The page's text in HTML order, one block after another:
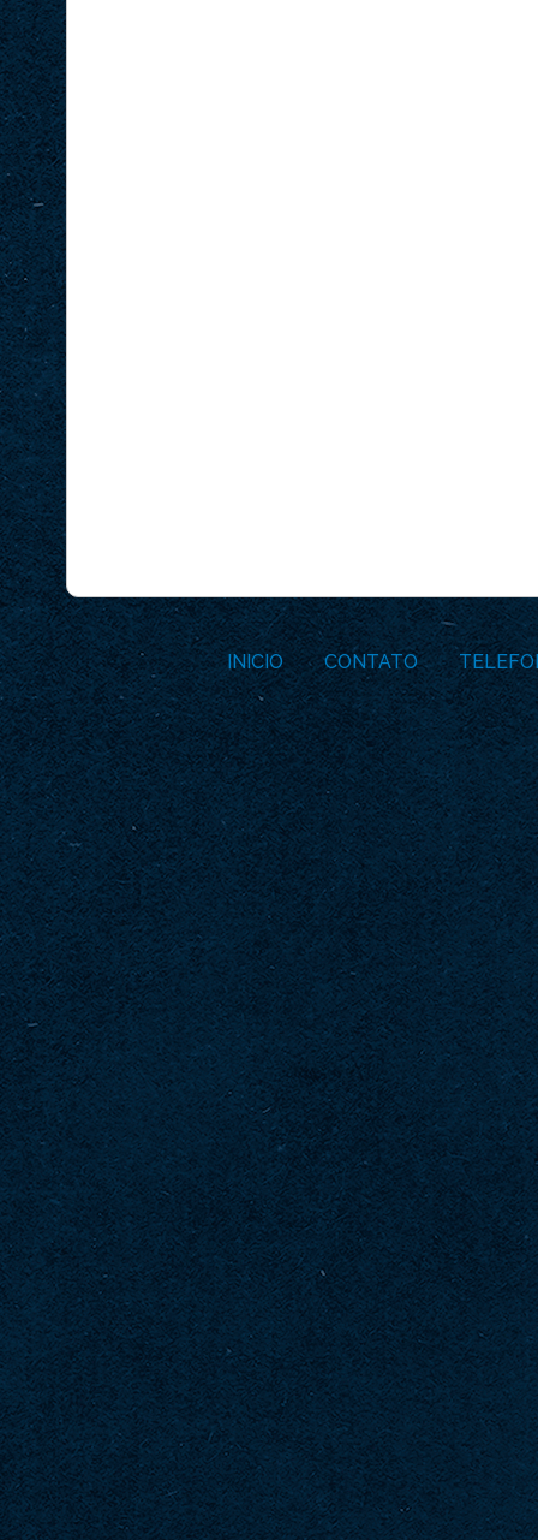
INICIO CONTATO